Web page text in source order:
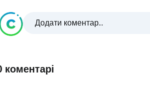
Додати коментар...
коментарі